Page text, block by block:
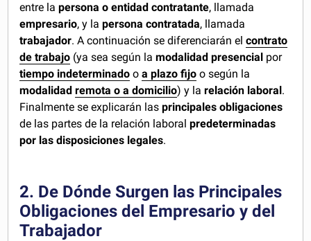
entre lapersona o entidad contratante, llamada
empresario, y lapersona contratada, llamada
trabajador. A continuación se diferenciarán elcontrato
de trabajo (ya sea según lamodalidad presencial por
tiempo indeterminado oa plazo fijo o según la
modalidad remota o a domicilio) y larelación laboral.
Finalmente se explicarán lasprincipales obligaciones
de las partes de la relación laboralpredeterminadas
por las disposiciones legales.
2. De Dónde Surgen las Principales
Obligaciones del Empresario y del
Trabajador